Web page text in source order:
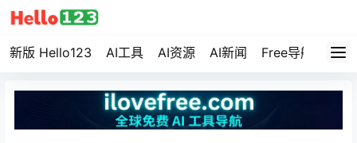
新版 Hello123 AI工具 AI资源 AI新闻 Free导航 资